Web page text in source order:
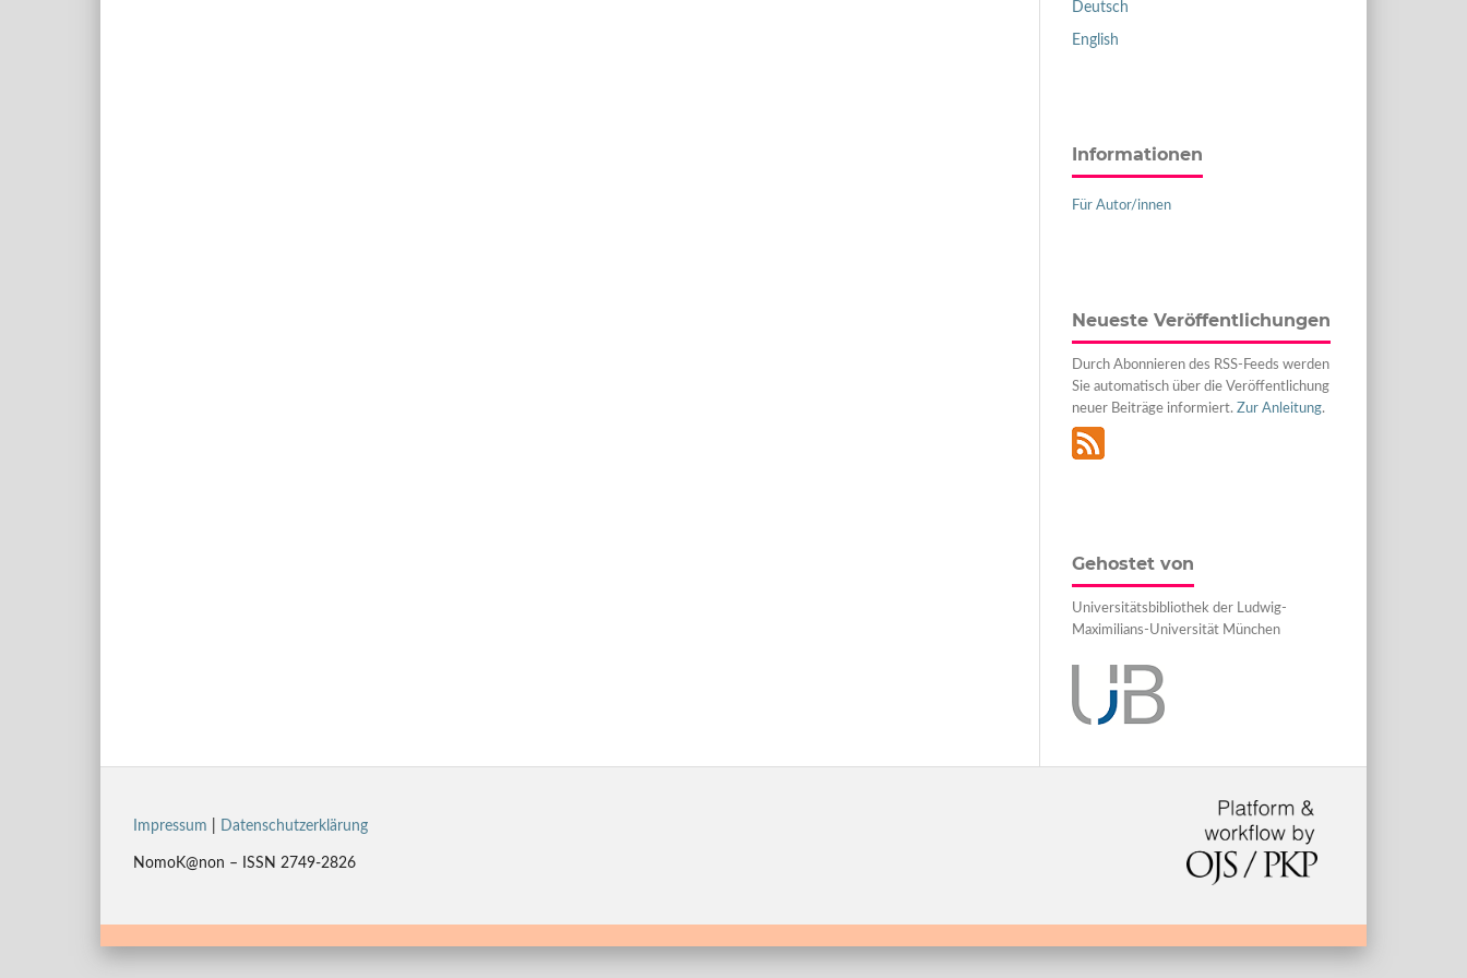
Deutsch
English
Informationen
Für Autor/innen
Neueste Veröffentlichungen
Durch Abonnieren des RSS-Feeds werden
Sie automatisch über die Veröffentlichung
neuer Beiträge informiert. Zur Anleitung.
Gehostet von
Universitätsbibliothek der Ludwig-
Maximilians-Universität München
Impressum Datenschutzerklärung
NomoK@non – ISSN 2749-2826